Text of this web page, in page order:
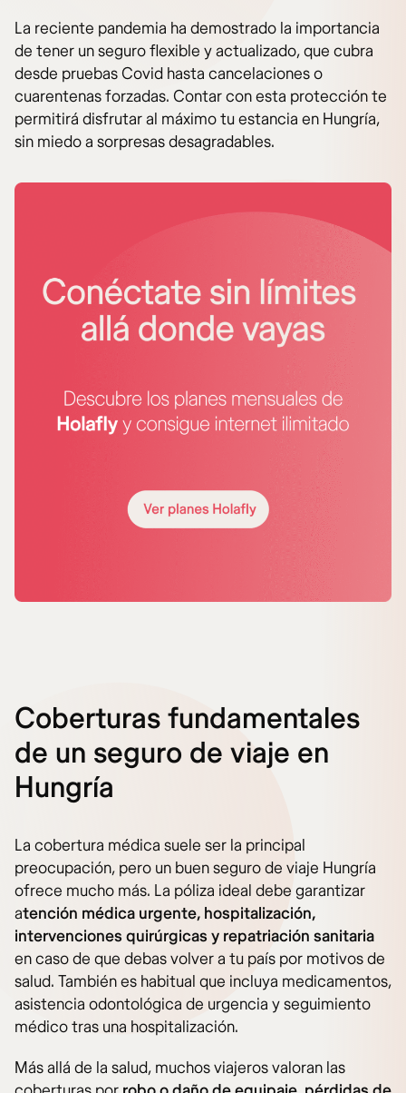
La reciente pandemia ha demostrado la importancia
de tener un seguro flexible y actualizado, que cubra
desde pruebas Covid hasta cancelaciones o
cuarentenas forzadas. Contar con esta protección te
permitirá disfrutar al máximo tu estancia en Hungría,
sin miedo a sorpresas desagradables.
Coberturas fundamentales
de un seguro de viaje en
Hungría
La cobertura médica suele ser la principal
preocupación, pero un buen seguro de viaje Hungría
ofrece mucho más. La póliza ideal debe garantizar
atención médica urgente, hospitalización,
intervenciones quirúrgicas y repatriación sanitaria
en caso de que debas volver a tu país por motivos de
salud. También es habitual que incluya medicamentos,
asistencia odontológica de urgencia y seguimiento
médico tras una hospitalización.
Más allá de la salud, muchos viajeros valoran las